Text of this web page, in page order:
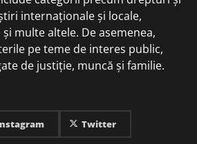
internaționale și locale,
multe altele. De asemenea,
pe teme de interes public,
de justiție, muncă și familie.
Twitter